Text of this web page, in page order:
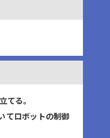
てる。
てロボットの制御